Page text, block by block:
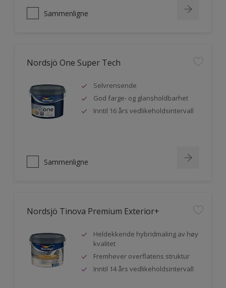
Sammenligne
Nordsjö One Super Tech
Selvrensende
God farge- og glansholdbarhet
Inntil 16 års vedlikeholdsintervall
Sammenligne
Nordsjö Tinova Premium Exterior+
Heldekkende hybridmaling av høy
kvalitet
Fremhever overflatens struktur
Inntil 14 års vedlikeholdsintervall